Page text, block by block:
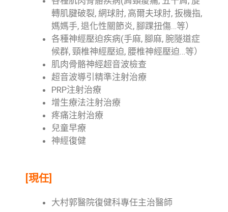
轉肌腱破裂, 網球肘, 高爾夫球肘, 扳機指,
媽媽手, 退化性關節炎, 腳踝扭傷…等）
各種神經壓迫疾病(手麻, 腳麻, 腕隧道症
候群, 頸椎神經壓迫, 腰椎神經壓迫…等）
肌肉骨骼神經超音波檢查
超音波導引精準注射治療
PRP注射治療
增生療法注射治療
疼痛注射治療
兒童早療
神經復健
[現任]
大村郭醫院復健科專任主治醫師